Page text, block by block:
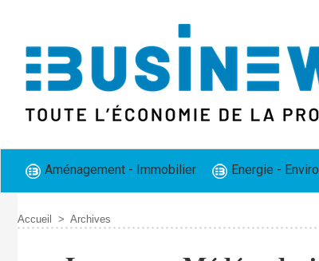
Aménagement - Immobilier Energie -
Accueil > Archives